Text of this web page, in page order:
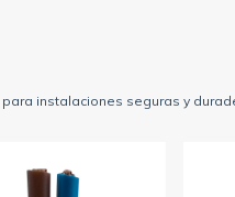
instalaciones seguras y